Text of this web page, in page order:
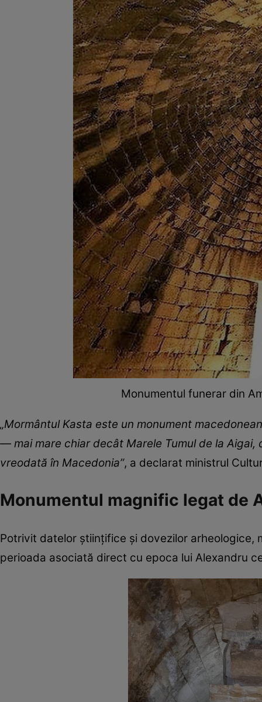
Monumentul funerar din
„Mormântul Kasta este un monument
— mai mare chiar decât Marele Tumul de la
vreodată în Macedonia”, a declarat ministrul
Monumentul magnific legat de
Potrivit datelor științifice și dovezilor arheologice,
perioada asociată direct cu epoca lui Alexandru